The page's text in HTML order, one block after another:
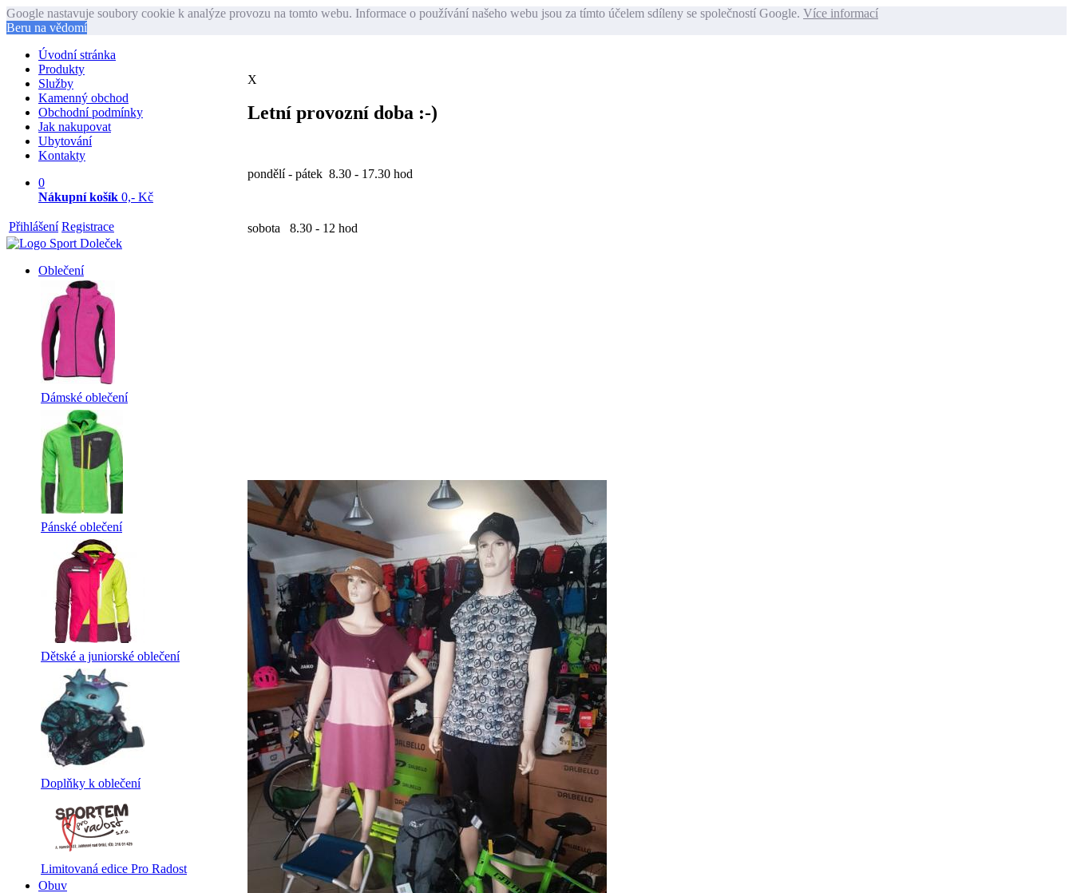
Google nastavuje soubory cookie k analýze provozu na tomto webu. Informace o používání našeho webu jsou za tímto účelem sdíleny se společností Google. Více informací
Beru na vědomí
X
Letní provozní doba :-)
pondělí - pátek 8.30 - 17.30 hod
sobota 8.30 - 12 hod
Úvodní stránka
Produkty
Služby
Kamenný obchod
Obchodní podmínky
Jak nakupovat
Ubytování
Kontakty
0
Nákupní košík 0,- Kč
Přihlášení Registrace
Oblečení
Dámské oblečení
Pánské oblečení
Dětské a juniorské oblečení
Doplňky k oblečení
Limitovaná edice Pro Radost
Obuv